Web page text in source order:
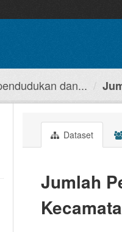
dan...
Dataset
Jumlah